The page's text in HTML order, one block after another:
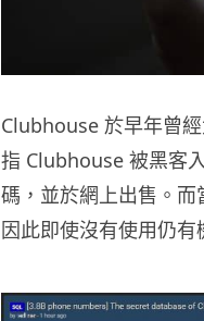
Clubhouse 於早年曾
指 Clubhouse 被黑客
碼，並於網上出售。而
因此即使沒有使用仍有